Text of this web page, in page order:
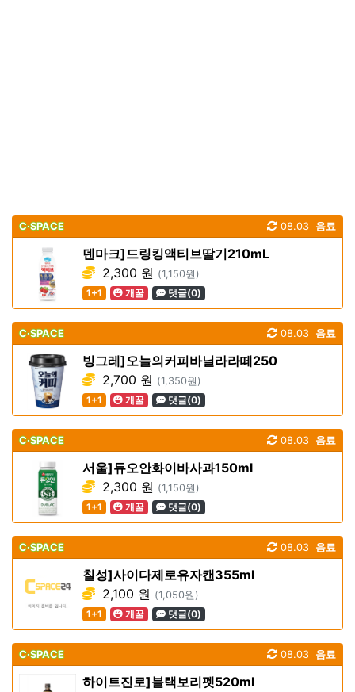
C·SPACE 음료
08.03
덴마크]드링킹액티브딸기210mL
2,300 원 (1,150원)
1+1
개꿀 댓글(0)
C·SPACE 음료
08.03
빙그레]오늘의커피바닐라라떼250
2,700 원 (1,350원)
1+1
개꿀 댓글(0)
C·SPACE 음료
08.03
서울]듀오안화이바사과150ml
2,300 원 (1,150원)
1+1
개꿀 댓글(0)
C·SPACE 음료
08.03
칠성]사이다제로유자캔355ml
2,100 원 (1,050원)
1+1
개꿀 댓글(0)
C·SPACE 음료
08.03
하이트진로]블랙보리펫520ml